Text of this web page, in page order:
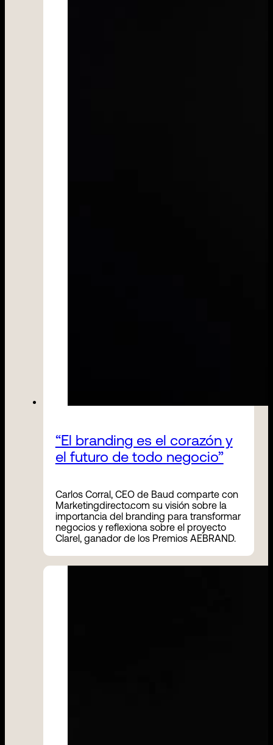
“El branding es el corazón y
el futuro de todo negocio”
Carlos Corral, CEO de Baud comparte con
Marketingdirecto.com su visión sobre la
importancia del branding para transformar
negocios y reflexiona sobre el proyecto
Clarel, ganador de los Premios AEBRAND.